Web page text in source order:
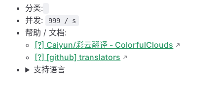
分类:
并发:
999 / s
帮助 / 文档:
[?] Caiyun/彩云翻译 - ColorfulClouds
[?] [github] translators
支持语言